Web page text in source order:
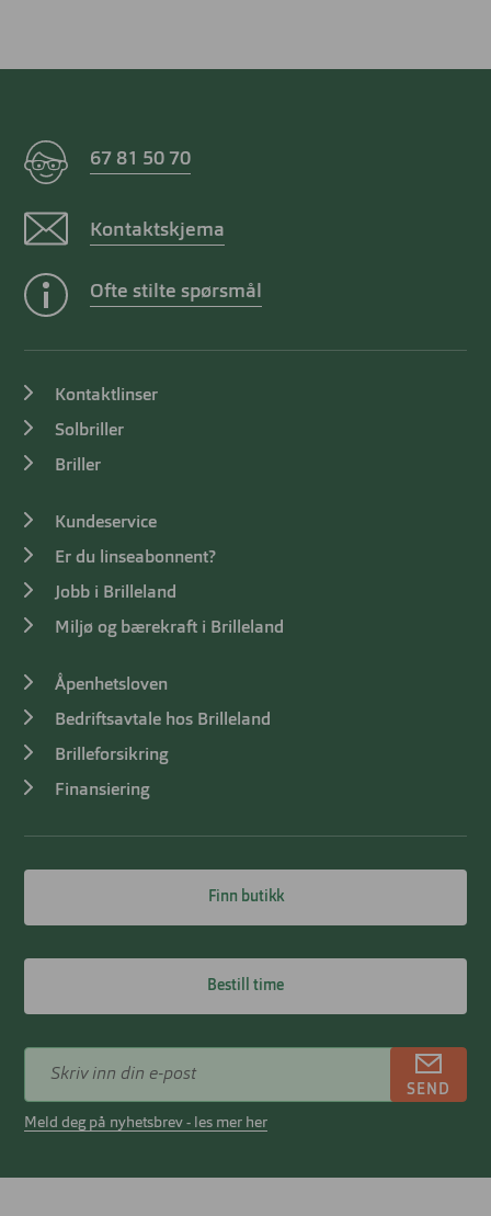
67 81 50 70
Kontaktskjema
Ofte stilte spørsmål
Kontaktlinser
Solbriller
Briller
Kundeservice
Er du linseabonnent?
Jobb i Brilleland
Miljø og bærekraft i Brilleland
Åpenhetsloven
Bedriftsavtale hos Brilleland
Brilleforsikring
Finansiering
Finn butikk
Bestill time
SEND
Meld deg på nyhetsbrev - les mer her